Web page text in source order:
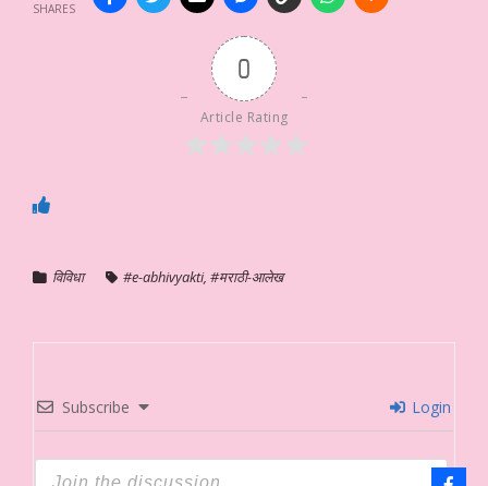
SHARES
0
Article Rating
विविधा #e-abhivyakti, #मराठी-आलेख
Subscribe Login